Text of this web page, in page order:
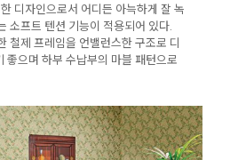
디자인으로서 어디든 아늑하게 잘 녹
소프트 텐션 기능이 적용되어 있다.
철제 프레임을 언밸런스한 구조로 디
좋으며 하부 수납부의 마블 패턴으로